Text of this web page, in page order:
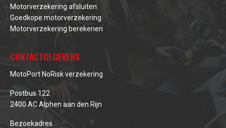
Motorverzekering afsluiten
Goedkope motorverzekering
Motorverzekering berekenen
CONTACTGEGEVENS
MotoPort NoRisk verzekering
Postbus 122
2400 AC Alphen aan den Rijn
Bezoekadres